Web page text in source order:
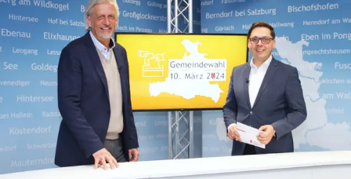
Lebensretter und engagierte Personen, Online-Datenbank
für Volkslieder, Wichtiger Meilenstein für
Gesundheitsversorgung und Rundes Jubiläum für
Jugendlandtag.